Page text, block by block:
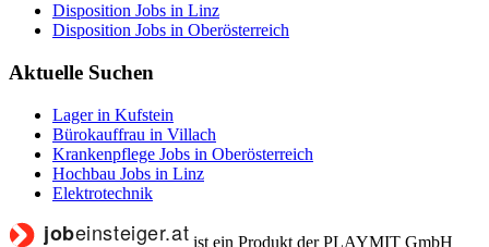
Disposition Jobs in Linz
Disposition Jobs in Oberösterreich
Aktuelle Suchen
Lager in Kufstein
Bürokauffrau in Villach
Krankenpflege Jobs in Oberösterreich
Hochbau Jobs in Linz
Elektrotechnik
ist ein Produkt der PLAYMIT GmbH